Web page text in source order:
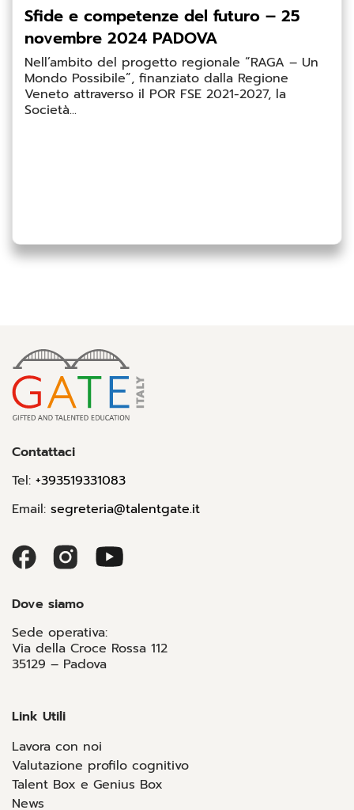
Sfide e competenze del futuro – 25
novembre 2024 PADOVA
Nell’ambito del progetto regionale “RAGA – Un
Mondo Possibile”, finanziato dalla Regione
Veneto attraverso il POR FSE 2021-2027, la
Società...
Contattaci
Tel: +393519331083
Email: segreteria@talentgate.it
Dove siamo
Sede operativa:
Via della Croce Rossa 112
35129 – Padova
Link Utili
Lavora con noi
Valutazione profilo cognitivo
Talent Box e Genius Box
News